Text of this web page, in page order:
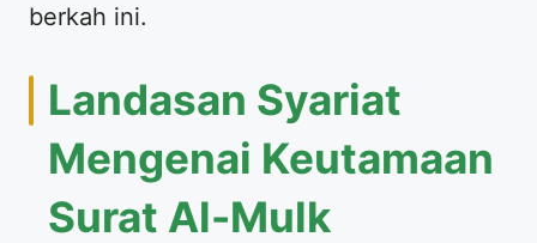
berkah ini.
Landasan Syariat
Mengenai Keutamaan
Surat Al-Mulk